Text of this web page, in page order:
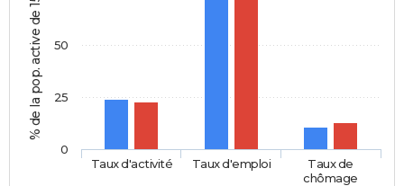
% de la pop. active de 15-64 ans
Taux d'activité Taux d'emploi
Taux de
chômage
0
25
50